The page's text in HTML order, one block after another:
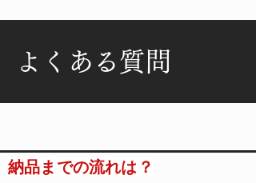
よくある質問
納品までの流れは？
納品までの流れは？